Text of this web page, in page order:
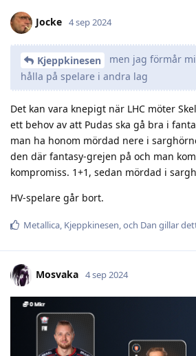
Jocke 4 sep 2024
Kjeppkinesen
men jag förmår
hålla på spelare i andra lag
Det kan vara knepigt när LHC möter
ett behov av att Pudas ska gå bra i
man ha honom mördad nere i
den där fantasy-grejen på och man
kompromiss. 1+1, sedan mördad i
HV-spelare går bort.
Metallica, Kjeppkinesen, och Dan gillar
Mosvaka 4 sep 2024